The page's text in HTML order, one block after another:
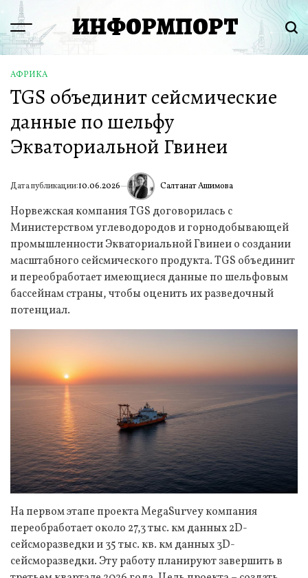
Перейти
содержимому
Menu ИНФОРМПОРТ
ОПУБЛИКОВАНО
В
АФРИКА
TGS объединит сейсмические
данные по шельфу
Экваториальной Гвинеи
Дата публикации:10.06.2026 ИА Салтанат Ашимова
Норвежская компания TGS договорилась с
Министерством углеводородов и горнодобывающей
промышленности Экваториальной Гвинеи о создании
масштабного сейсмического продукта. TGS объединит
и переобработает имеющиеся данные по шельфовым
бассейнам страны, чтобы оценить их разведочный
потенциал.
На первом этапе проекта MegaSurvey компания
переобработает около 27,3 тыс. км данных 2D-
сейсморазведки и 35 тыс. кв. км данных 3D-
сейсморазведки. Эту работу планируют завершить в